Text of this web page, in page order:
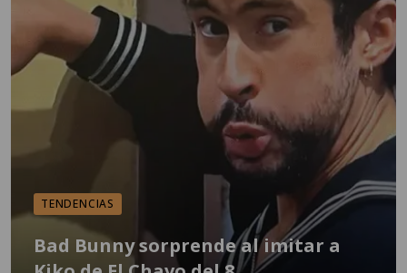
TENDENCIAS
Bad Bunny sorprende al imitar a